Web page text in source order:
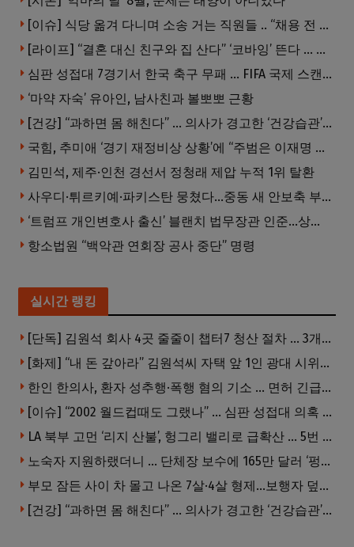
[이슈] 식당 옮겨 다니며 소송 거는 직원들 .. “채용 전 반드시 확인해야”
[라이프] “결혼 대신 친구와 집 산다” ‘코바잉’ 뜬다 … 내 집 마련 공식 바뀌었다
심판 성접대 7경기서 한국 축구 무패 … FIFA 국제 스캔들 번지나
‘마약 자숙’ 유아인, 남사친과 볼뽀뽀 근황
[건강] “과하면 몸 해친다” … 의사가 경고한 ‘건강습관’ 5가지
국힘, 추미애 ‘경기 재정비상 상황’에 “주범은 이재명 전 지사”
김민석, 제주·인천 경선서 정청래 제압 누적 1위 탈환
사우디·튀르키예·파키스탄 뭉쳤다…중동 새 안보축 부상하나
‘트럼프 개인변호사 출신’ 블랜치 법무장관 인준…상원 50대49 가결
항소법원 “백악관 연회장 공사 중단” 명령
실시간 랭킹
[단독] 김원석 회사 4곳 줄줄이 챕터7 청산 절차 … 3개 법인 같은 날 동시 파산 신청
[화제] “내 돈 갚아라” 김원석씨 자택 앞 1인 광대 시위 … 한인 투자사, “108만 달러 못받아”
한인 한의사, 환자 성추행·폭행 혐의 기소 … 면허 긴급정지
[이슈] “2002 월드컵때도 그랬나” … 심판 성접대 의혹 해외로 일파만파, 4강 신화까지 불똥
LA 북부 고먼 ‘리지 산불’, 헝그리 밸리로 급확산 … 5번 Fwy 양방향 전면 폐쇄
노숙자 지원하랬더니 … 단체장 보수에 165만 달러 ‘펑펑’
부모 잠든 사이 차 몰고 나온 7살·4살 형제…보행자 덮쳐 중태
[건강] “과하면 몸 해친다” … 의사가 경고한 ‘건강습관’ 5가지